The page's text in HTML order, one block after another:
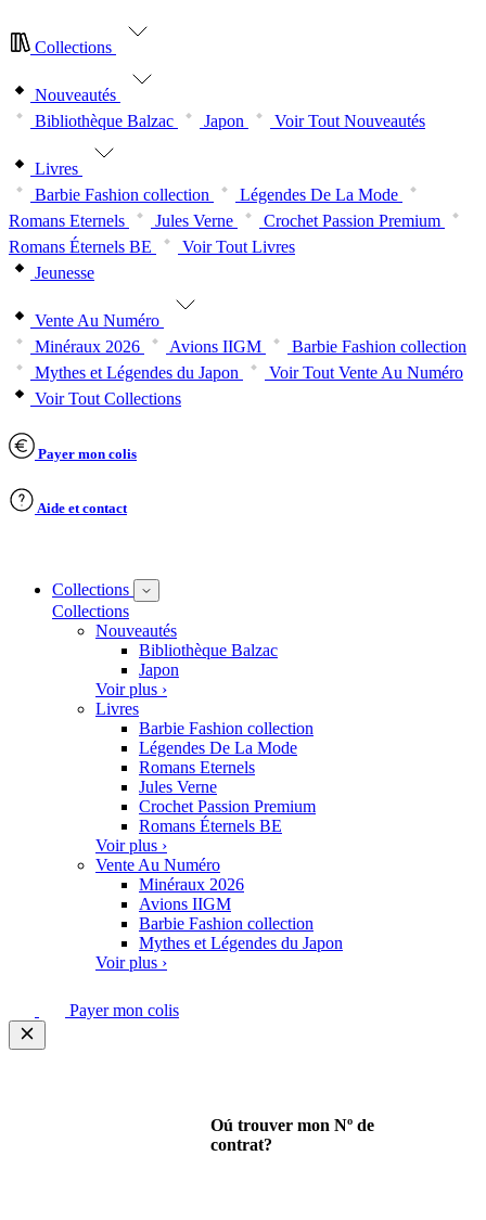
Collections
Nouveautés
Bibliothèque Balzac
Japon Voir Tout Nouveautés
Livres
Barbie Fashion collection
Légendes De La Mode
Romans Eternels
Jules Verne
Crochet Passion Premium
Romans Éternels BE
Voir Tout Livres
Jeunesse
Vente Au Numéro
Minéraux 2026
Avions IIGM
Barbie Fashion collection
Mythes et Légendes du Japon
Voir Tout Vente Au Numéro
Voir Tout Collections
Payer mon colis
Aide et contact
Collections
Collections
Nouveautés
Bibliothèque Balzac
Japon
Voir plus ›
Livres
Barbie Fashion collection
Légendes De La Mode
Romans Eternels
Jules Verne
Crochet Passion Premium
Romans Éternels BE
Voir plus ›
Vente Au Numéro
Minéraux 2026
Avions IIGM
Barbie Fashion collection
Mythes et Légendes du Japon
Voir plus ›
Payer mon colis
Oú trouver mon Nº de
contrat?